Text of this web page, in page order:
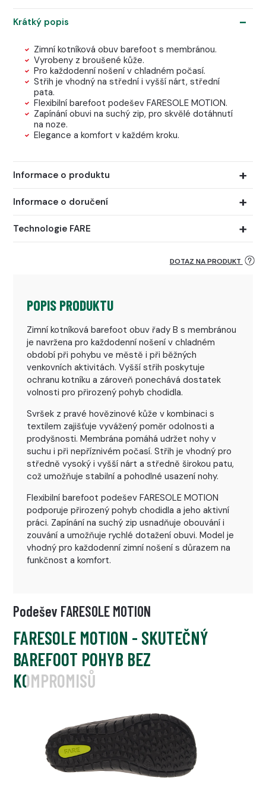
Krátký popis
Zimní kotníková obuv barefoot s membránou.
Vyrobeny z broušené kůže.
Pro každodenní nošení v chladném počasí.
Střih je vhodný na střední i vyšší nárt, střední
pata.
Flexibilní barefoot podešev FARESOLE MOTION.
Zapínání obuvi na suchý zip, pro skvělé dotáhnutí
na noze.
Elegance a komfort v každém kroku.
Informace o produktu
Informace o doručení
Technologie FARE
DOTAZ NA PRODUKT
POPIS PRODUKTU
Zimní kotníková barefoot obuv řady B s membránou
je navržena pro každodenní nošení v chladném
období při pohybu ve městě i při běžných
venkovních aktivitách. Vyšší střih poskytuje
ochranu kotníku a zároveň ponechává dostatek
volnosti pro přirozený pohyb chodidla.
Svršek z pravé hovězinové kůže v kombinaci s
textilem zajišťuje vyvážený poměr odolnosti a
prodyšnosti. Membrána pomáhá udržet nohy v
suchu i při nepříznivém počasí. Střih je vhodný pro
středně vysoký i vyšší nárt a středně širokou patu,
což umožňuje stabilní a pohodlné usazení nohy.
Flexibilní barefoot podešev FARESOLE MOTION
podporuje přirozený pohyb chodidla a jeho aktivní
práci. Zapínání na suchý zip usnadňuje obouvání i
zouvání a umožňuje rychlé dotažení obuvi. Model je
vhodný pro každodenní zimní nošení s důrazem na
funkčnost a komfort.
Podešev FARESOLE MOTION
FARESOLE MOTION - SKUTEČNÝ
BAREFOOT POHYB BEZ
KOMPROMISŮ